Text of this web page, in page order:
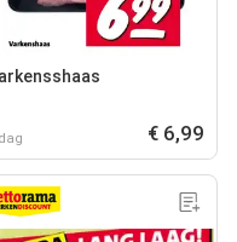
€ 6,99